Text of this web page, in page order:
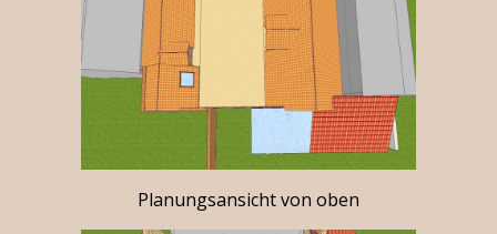
Planungsansicht von oben